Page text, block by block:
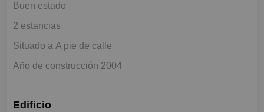
Buen estado
2 estancias
Situado a A pie de calle
Año de construcción 2004
Edificio